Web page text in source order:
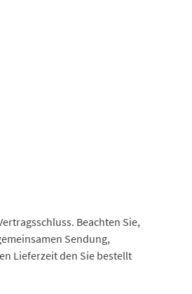
Beachten Sie,
Sendung,
Lieferzeit den Sie bestellt